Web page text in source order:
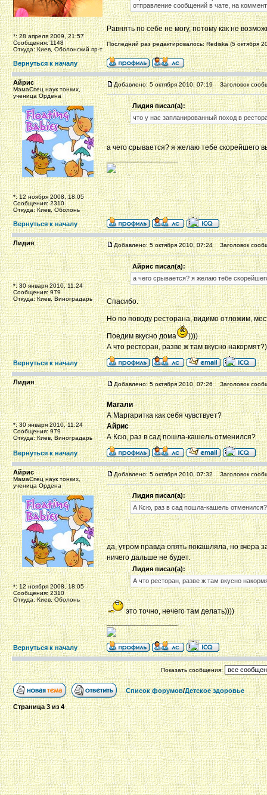
*: 28 апреля 2009, 21:57
Сообщения: 1148
Откуда: Киев, Оболонский пр-т
отправление сообщений в чате, на
Равнять по себе не могу, потому как не
Последний раз редактировалось: Rediska (5 октября
Вернуться к началу
Айрис
МамаСпец наук тонких,
ученица Ордена
*: 12 ноября 2008, 18:05
Сообщения: 2310
Откуда: Киев, Оболонь
Добавлено: 5 октября 2010, 07:19 Заголовок
Лидия писал(а):
что у нас запланированный поход в
а чего срывается? я желаю тебе скорейшего
_________________
Вернуться к началу
Лидия
*: 30 января 2010, 11:24
Сообщения: 979
Откуда: Киев, Виноградарь
Добавлено: 5 октября 2010, 07:24 Заголовок
Айрис писал(а):
а чего срывается? я желаю тебе
Спасибо.
Но по поводу ресторана, видимо отложим,
Поедим вкусно дома
))))
А что ресторан, разве ж там вкусно
Вернуться к началу
Лидия
*: 30 января 2010, 11:24
Сообщения: 979
Откуда: Киев, Виноградарь
Добавлено: 5 октября 2010, 07:26 Заголовок
Магали
А Маргаритка как себя чувствует?
Айрис
А Ксю, раз в сад пошла-кашель отменился?
Вернуться к началу
Айрис
МамаСпец наук тонких,
ученица Ордена
*: 12 ноября 2008, 18:05
Сообщения: 2310
Откуда: Киев, Оболонь
Добавлено: 5 октября 2010, 07:32 Заголовок
Лидия писал(а):
А Ксю, раз в сад пошла-кашель отменился?
да, утром правда опять покашляла, но вчера
ничего дальше не будет.
Лидия писал(а):
А что ресторан, разве ж там вкусно
это точно, нечего там делать))))
_________________
Вернуться к началу
Показать сообщения:
Список форумов/Детское здоровье
Страница3из4